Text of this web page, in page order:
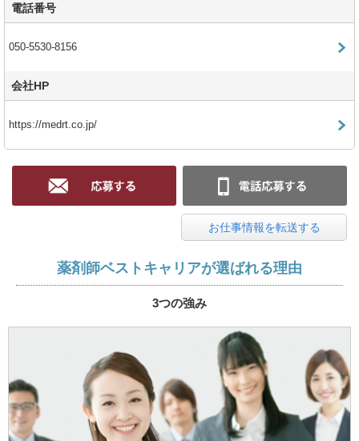
電話番号
050-5530-8156
会社HP
https://medrt.co.jp/
お仕事情報を転送する
薬剤師ベストキャリアが選ばれる理由
3つの強み